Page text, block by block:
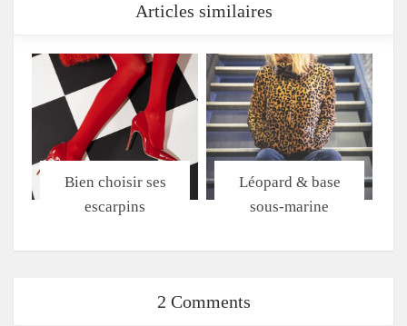
Articles similaires
Bien choisir ses
escarpins
Léopard & base
sous-marine
2 Comments